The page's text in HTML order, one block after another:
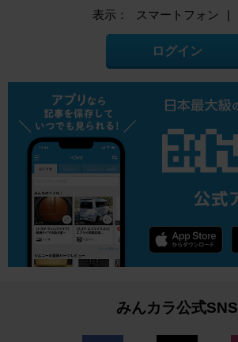
表示： スマートフォン |
ログイン
みんカラ公式SNS